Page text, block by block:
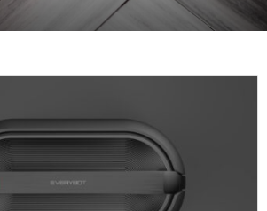
동영상, 홈페이지 - (주)분독
동영상, 카탈로그 - 피자마루
사진, 광고디자인 - 중외제약
동영상 - (주)듀오백
동영상 - ㈜고피자
동영상 - 모모스커피㈜
동영상 - 삼양홀딩스
동영상 - 킷캣